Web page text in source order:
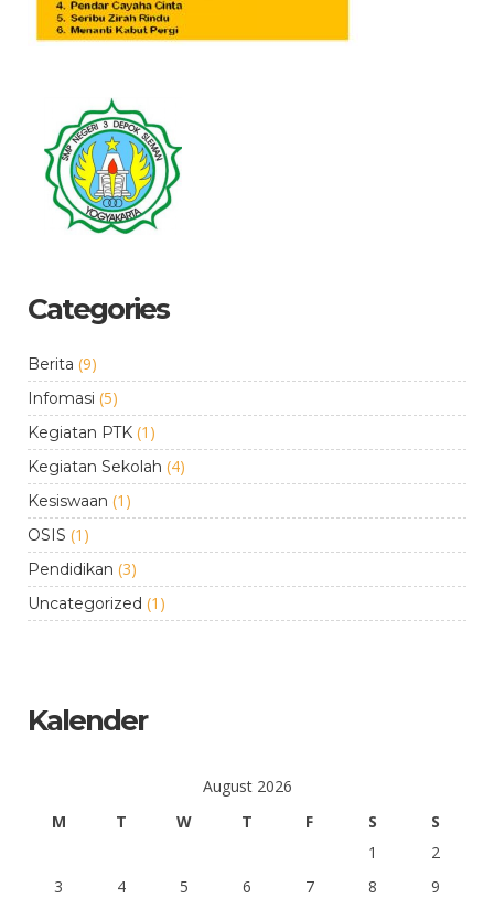
Categories
Berita (9)
Infomasi (5)
Kegiatan PTK (1)
Kegiatan Sekolah (4)
Kesiswaan (1)
OSIS (1)
Pendidikan (3)
Uncategorized (1)
Kalender
August 2026
M
T W T F S
S
1
2
3
4 5 6 7 8
9